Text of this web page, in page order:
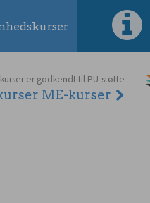
er godkendt til PU-støtte
ME-kurser